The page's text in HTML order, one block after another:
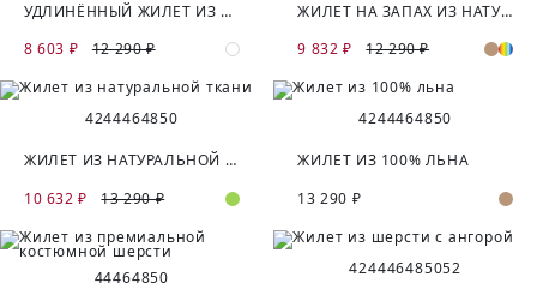
УДЛИНЁННЫЙ ЖИЛЕТ ИЗ НАТУРАЛЬНОЙ ТКАНИ
8 603 ₽
12 290 ₽
ЖИЛЕТ НА ЗАПАХ ИЗ НАТУРАЛЬНОЙ ТКАНИ
9 832 ₽
12 290 ₽
4244464850
ЖИЛЕТ ИЗ НАТУРАЛЬНОЙ ТКАНИ
10 632 ₽
13 290 ₽
4244464850
ЖИЛЕТ ИЗ 100% ЛЬНА
13 290 ₽
44464850 424446485052